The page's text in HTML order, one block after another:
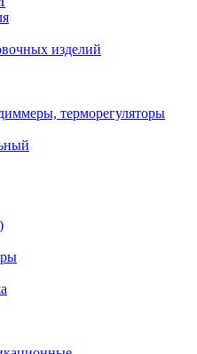
изделий
терморегуляторы